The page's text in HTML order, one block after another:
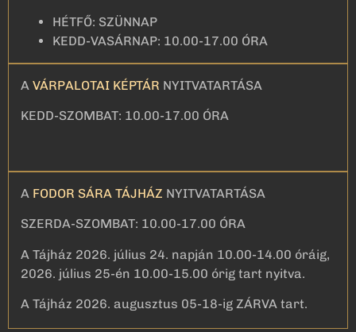
HÉTFŐ: SZÜNNAP
KEDD-VASÁRNAP: 10.00-17.00 ÓRA
A VÁRPALOTAI KÉPTÁR NYITVATARTÁSA
KEDD-SZOMBAT: 10.00-17.00 ÓRA
A FODOR SÁRA TÁJHÁZ NYITVATARTÁSA
SZERDA-SZOMBAT: 10.00-17.00 ÓRA
A Tájház 2026. július 24. napján 10.00-14.00 óráig,
2026. július 25-én 10.00-15.00 órig tart nyitva.
A Tájház 2026. augusztus 05-18-ig ZÁRVA tart.